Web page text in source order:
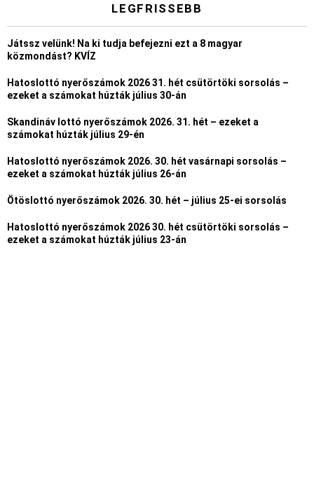
LEGFRISSEBB
Játssz velünk! Na ki tudja befejezni ezt a 8 magyar
közmondást? KVÍZ
Hatoslottó nyerőszámok 2026 31. hét csütörtöki sorsolás –
ezeket a számokat húzták július 30-án
Skandináv lottó nyerőszámok 2026. 31. hét – ezeket a
számokat húzták július 29-én
Hatoslottó nyerőszámok 2026. 30. hét vasárnapi sorsolás –
ezeket a számokat húzták július 26-án
Ötöslottó nyerőszámok 2026. 30. hét – július 25-ei sorsolás
Hatoslottó nyerőszámok 2026 30. hét csütörtöki sorsolás –
ezeket a számokat húzták július 23-án